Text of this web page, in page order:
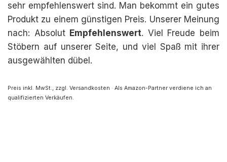
sehr empfehlenswert sind. Man bekommt ein gutes
Produkt zu einem günstigen Preis. Unserer Meinung
nach: Absolut Empfehlenswert. Viel Freude beim
Stöbern auf unserer Seite, und viel Spaß mit ihrer
ausgewählten dübel.
Preis inkl. MwSt., zzgl. Versandkosten · Als Amazon-Partner verdiene ich an
qualifizierten Verkäufen.